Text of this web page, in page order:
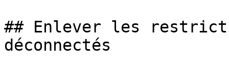
## Enlever les
déconnectés